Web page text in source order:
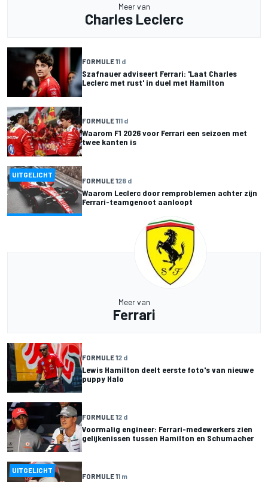
Meer van
Charles Leclerc
FORMULE 11 d
Szafnauer adviseert Ferrari: 'Laat Charles
Leclerc met rust' in duel met Hamilton
FORMULE 111 d
Waarom F1 2026 voor Ferrari een seizoen met
twee kanten is
UITGELICHT
FORMULE 128 d
Waarom Leclerc door remproblemen achter zijn
Ferrari-teamgenoot aanloopt
Meer van
Ferrari
FORMULE 12 d
Lewis Hamilton deelt eerste foto's van nieuwe
puppy Halo
FORMULE 12 d
Voormalig engineer: Ferrari-medewerkers zien
gelijkenissen tussen Hamilton en Schumacher
UITGELICHT
FORMULE 11 m